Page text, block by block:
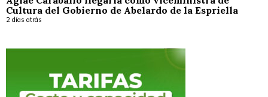
Cultura del Gobierno de Abelardo de la Espriella
2 días atrás